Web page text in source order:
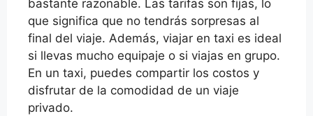
bastante razonable. Las tarifas son fijas, lo
que significa que no tendrás sorpresas al
final del viaje. Además, viajar en taxi es ideal
si llevas mucho equipaje o si viajas en grupo.
En un taxi, puedes compartir los costos y
disfrutar de la comodidad de un viaje
privado.